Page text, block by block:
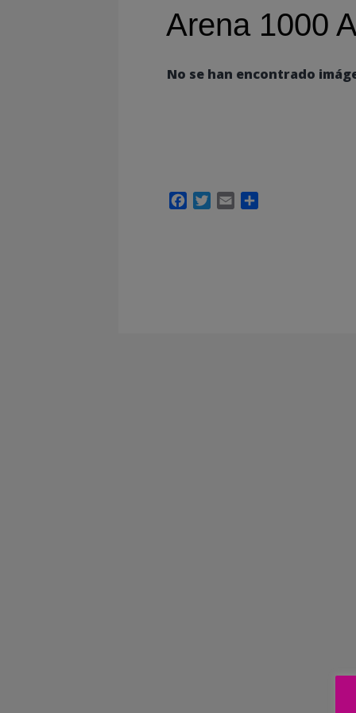
Arena 1000
No se han encontrado
FacebookTwitter
Email